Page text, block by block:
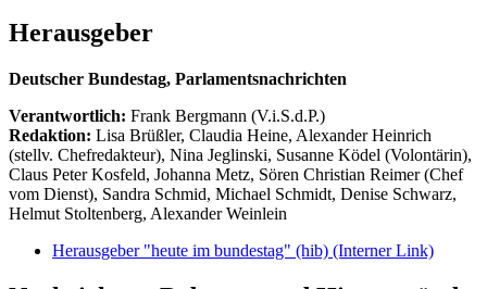
Herausgeber
Deutscher Bundestag, Parlamentsnachrichten
Verantwortlich: Frank Bergmann (V.i.S.d.P.)
Redaktion: Lisa Brüßler, Claudia Heine, Alexander Heinrich
(stellv. Chefredakteur), Nina Jeglinski, Susanne Ködel (Volontärin),
Claus Peter Kosfeld, Johanna Metz, Sören Christian Reimer (Chef
vom Dienst), Sandra Schmid, Michael Schmidt, Denise Schwarz,
Helmut Stoltenberg, Alexander Weinlein
Herausgeber "heute im bundestag" (hib) (Interner Link)